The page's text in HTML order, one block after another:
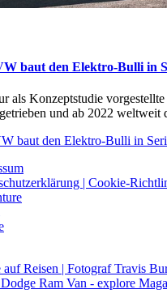
baut den Elektro-Bulli in
als Konzeptstudie
und ab 2022 weltweit
baut den Elektro-Bulli in
| Cookie-